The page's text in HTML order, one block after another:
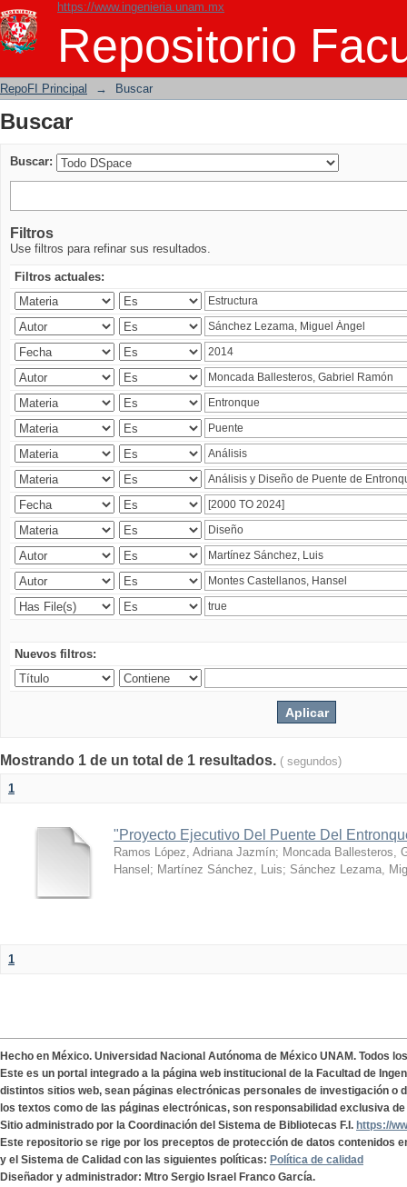
https://www.ingenieria.unam.mx
Repositorio
Buscar
RepoFI Principal → Buscar
Buscar
Buscar:
Filtros
Use filtros para refinar sus resultados.
Filtros actuales:
Nuevos filtros:
Mostrando 1 de un total de 1 resultados. ( segundos)
1
"Proyecto Ejecutivo Del Puente Del
Ramos López, Adriana Jazmín; Moncada Ballesteros,
Hansel ; Martínez Sánchez, Luis; Sánchez Lezama,
1
Hecho en México. Universidad Nacional Autónoma de México UNAM. Todos
Este es un portal integrado a la página web institucional de la Facultad de
distintos sitios web, sean páginas electrónicas personales de investigación o
los textos como de las páginas electrónicas, son responsabilidad exclusiva
Sitio administrado por la Coordinación del Sistema de Bibliotecas F.I. https://
Este repositorio se rige por los preceptos de protección de datos contenidos
y el Sistema de Calidad con las siguientes políticas: Política de calidad
Diseñador y administrador: Mtro Sergio Israel Franco García.